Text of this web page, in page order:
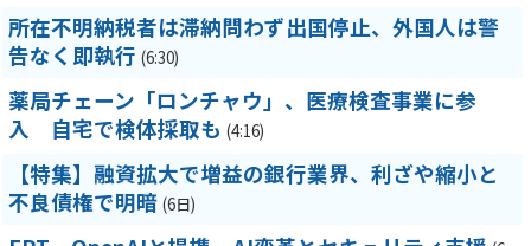
所在不明納税者は滞納問わず出国停止、外国人は警
告なく即執行 (6:30)
薬局チェーン「ロンチャウ」、医療検査事業に参
入 自宅で検体採取も (4:16)
【特集】融資拡大で増益の銀行業界、利ざや縮小と
不良債権で明暗 (6日)